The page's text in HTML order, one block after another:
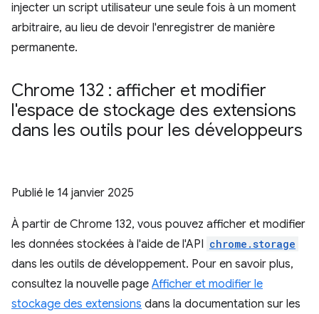
injecter un script utilisateur une seule fois à un moment
arbitraire, au lieu de devoir l'enregistrer de manière
permanente.
Chrome 132 : afficher et modifier
l'espace de stockage des extensions
dans les outils pour les développeurs
Publié le 14 janvier 2025
À partir de Chrome 132, vous pouvez afficher et modifier
les données stockées à l'aide de l'API chrome.storage
dans les outils de développement. Pour en savoir plus,
consultez la nouvelle page Afficher et modifier le
stockage des extensions dans la documentation sur les